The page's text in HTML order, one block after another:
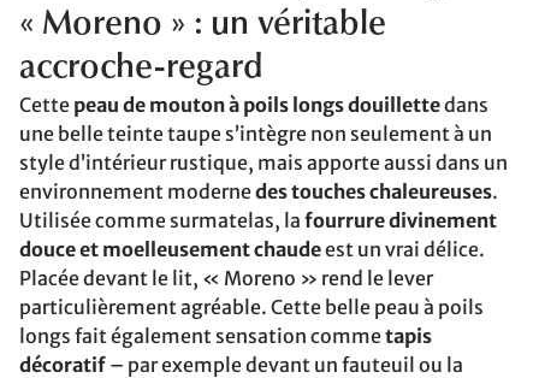
« Moreno » : un véritable
accroche-regard
Cette peau de mouton à poils longs douillettedans
une belle teinte taupe s’intègre non seulement à un
style d’intérieur rustique, mais apporte aussi dans un
environnement modernedes touches chaleureuses.
Utilisée comme surmatelas, la fourrure divinement
douce et moelleusement chaudeest un vrai délice.
Placée devant le lit, « Moreno » rend le lever
particulièrement agréable. Cette belle peau à poils
longs fait également sensation commetapis
décoratif – par exemple devant un fauteuil ou la